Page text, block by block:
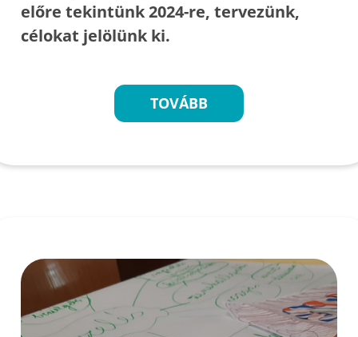
előre tekintünk 2024-re, tervezünk,
célokat jelölünk ki.
TOVÁBB